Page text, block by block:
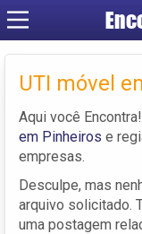
UTI móvel
Aqui você
em Pinheiros e
empresas.
Desculpe, mas
arquivo solicitado.
uma postagem